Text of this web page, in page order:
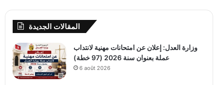
المقالات الجديدة
وزارة العدل: إعلان عن امتحانات مهنية لانتداب
عملة بعنوان سنة 2026 (97 خطة)
6 août 2026